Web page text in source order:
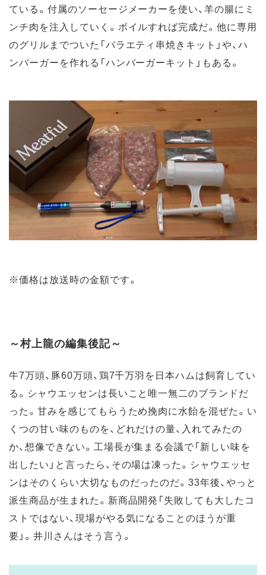
ている。付属のソーセージメーカーを使い、羊の腸にミ
ンチ肉を注入していく。ボイルすれば完成だ。他に専用
のグリルまでついた「バラエティ串焼きキット」や、ハ
ンバーガーを作れる「ハンバーガーキット」もある。
※価格は放送時の金額です。
～村上龍の編集後記～
牛7万頭、豚60万頭、鶏7千万羽を日本ハムは飼育してい
る。シャウエッセンは長いこと唯一無二のブランドだ
った。甘みを感じてもらうため挽肉に水飴を混ぜた。い
くつの甘い味のものを、どれだけの量、入れてみたの
か、想像できない。工場長が集まる会議で「新しい味を
出したい」と言ったら、その場は凍った。シャウエッセ
ンはそのくらい大切なものだったのだ。33年後、やっと
派生商品が生まれた。新商品開発「失敗しても大したコ
ストではない、現場がやる気になることのほうが重
要」。井川さんはそう言う。